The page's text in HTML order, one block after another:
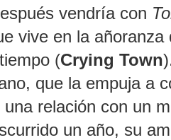
vendría con
vive en la
(Crying Town
que la empuja a
relación con un
un año, su